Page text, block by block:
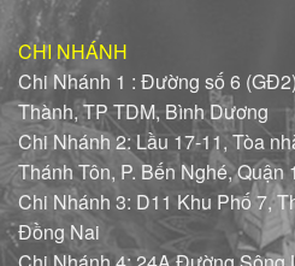
CHI NHÁNH
Chi Nhánh 1 : Đường số 6
Thành, TP TDM, Bình Dương
Chi Nhánh 2: Lầu 17-11, Tòa
Thánh Tôn, P. Bến Nghé, Quận
Chi Nhánh 3: D11 Khu Phố 7,
Đồng Nai